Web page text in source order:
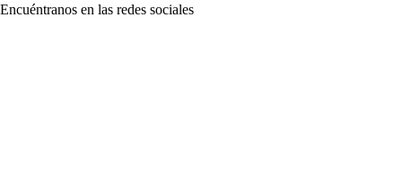
Encuéntranos en las redes sociales